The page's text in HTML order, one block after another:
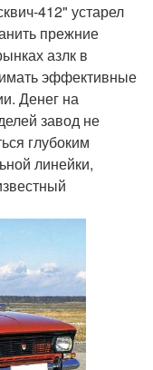
412" устарел
прежние
азлк в
эффективные
Денег на
завод не
глубоким
линейки,